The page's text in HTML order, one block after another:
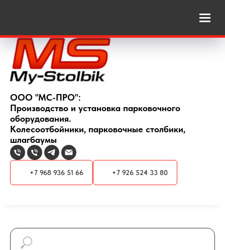
ООО "МС-ПРО":
Производство и установка парковочного
оборудования.
Колесоотбойники, парковочные столбики,
шлагбаумы
+7 968 936 51 66 +7 926 524 33 80